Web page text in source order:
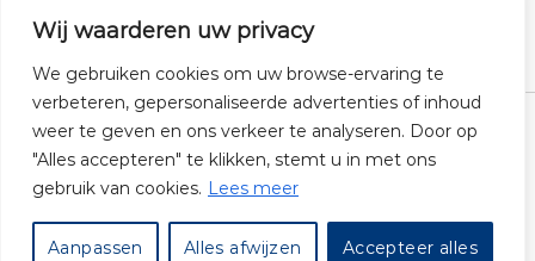
Wij waarderen uw privacy
We gebruiken cookies om uw browse-ervaring te
verbeteren, gepersonaliseerde advertenties of inhoud
weer te geven en ons verkeer te analyseren. Door op
"Alles accepteren" te klikken, stemt u in met ons
gebruik van cookies. Lees meer
Aanpassen Alles afwijzen Accepteer alles
SEO copywriting